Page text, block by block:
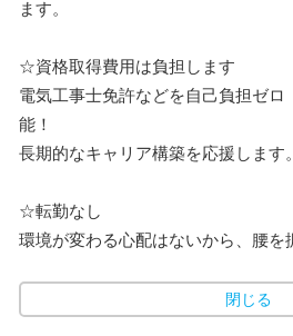
ます。
☆資格取得費用は負担します
電気工事士免許などを自己負担ゼロ
能！
長期的なキャリア構築を応援します。
☆転勤なし
環境が変わる心配はないから、腰を
閉じる